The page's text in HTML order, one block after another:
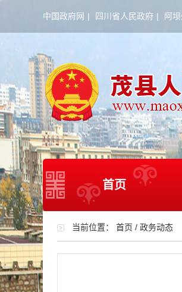
中国政府网 | 四川省人民政府 | 阿
首页
当前位置： 首页 / 政务动态